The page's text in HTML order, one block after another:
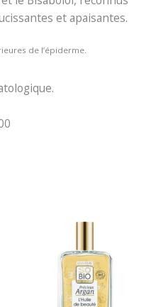
et apaisantes.
de l’épiderme.